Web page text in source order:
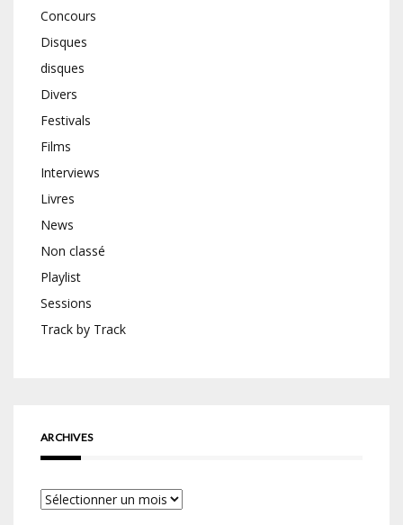
Concours
Disques
disques
Divers
Festivals
Films
Interviews
Livres
News
Non classé
Playlist
Sessions
Track by Track
ARCHIVES
Archives